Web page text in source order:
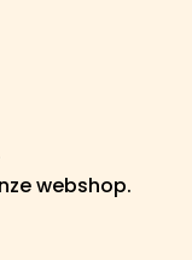
webshop.